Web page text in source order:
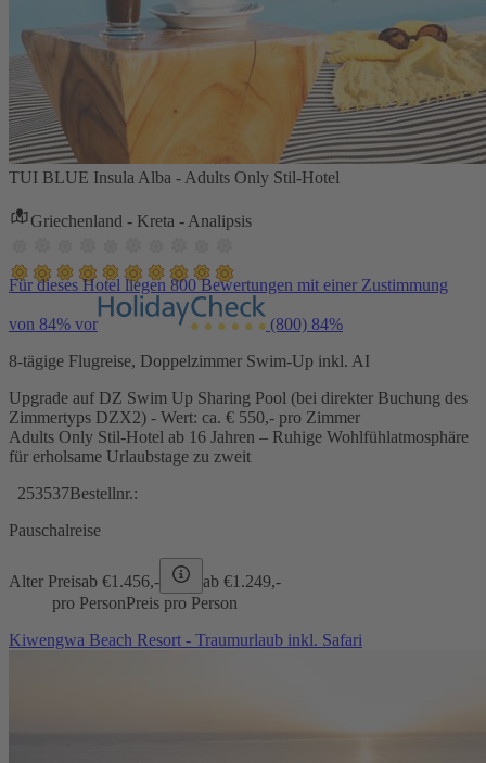
TUI BLUE Insula Alba - Adults Only Stil-Hotel
Griechenland - Kreta - Analipsis
Für dieses Hotel liegen 800 Bewertungen mit einer Zustimmung
von 84% vor (800) 84%
8-tägige Flugreise, Doppelzimmer Swim-Up inkl. AI
Upgrade auf DZ Swim Up Sharing Pool (bei direkter Buchung des
Zimmertyps DZX2) - Wert: ca. € 550,- pro Zimmer
Adults Only Stil-Hotel ab 16 Jahren – Ruhige Wohlfühlatmosphäre
für erholsame Urlaubstage zu zweit
253537Bestellnr.:
Pauschalreise
Alter Preisab €1.456,- ab €1.249,-
pro PersonPreis pro Person
Kiwengwa Beach Resort - Traumurlaub inkl. Safari